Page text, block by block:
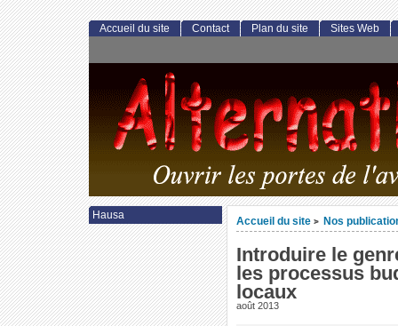
Accueil du site > Nos
Introduire le
les processus
locaux
août 2013
Accueil du site Contact Plan du site Sites Web
Hausa